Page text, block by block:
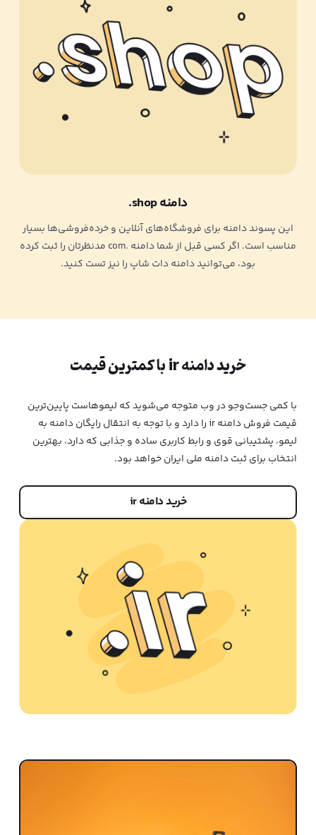
دامنه shop.
این پسوند دامنه برای فروشگاه‌های آنلاین و خرده‌فروشی‌ها بسیار
مناسب است. اگر کسی قبل از شما دامنه .com مدنظرتان را ثبت کرده
بود، می‌توانید دامنه دات شاپ را نیز تست کنید.
خرید دامنه ir با کمترین قیمت
با کمی جست‌وجو در وب متوجه می‌شوید که لیموهاست پایین‌ترین
قیمت فروش دامنه ir را دارد و با توجه به انتقال رایگان دامنه به
لیمو، پشتیبانی قوی و رابط کاربری ساده و جذابی که دارد، بهترین
انتخاب برای ثبت دامنه ملی ایران خواهد بود.
خرید دامنه ir